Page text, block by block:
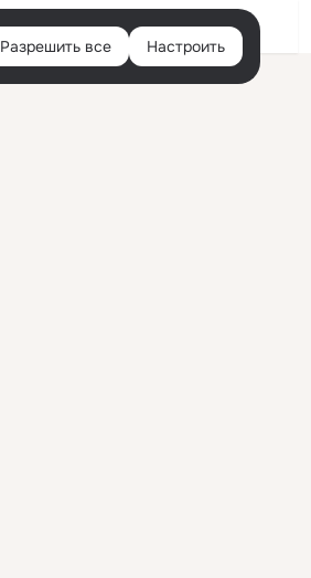
Войти
Разрешить все Настроить